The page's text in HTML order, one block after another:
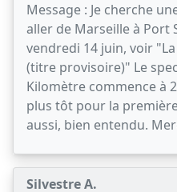
Message : Je cherche
aller de Marseille à Port
vendredi 14 juin, voir
(titre provisoire)" Le
Kilomètre commence à
plus tôt pour la
aussi, bien entendu.
Silvestre A.